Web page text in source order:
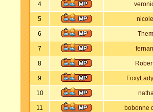
4
5
6
7
8
9
10
11 bobonne